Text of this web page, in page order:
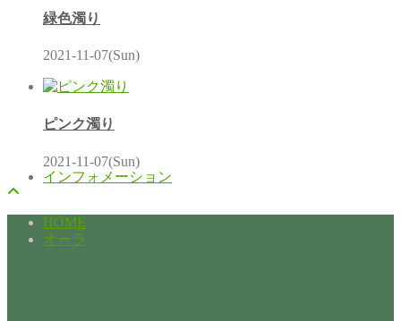
インフォメーション
緑色濁り
2021-11-07(Sun)
ピンク濁り
2021-11-07(Sun)
HOME
オーラ